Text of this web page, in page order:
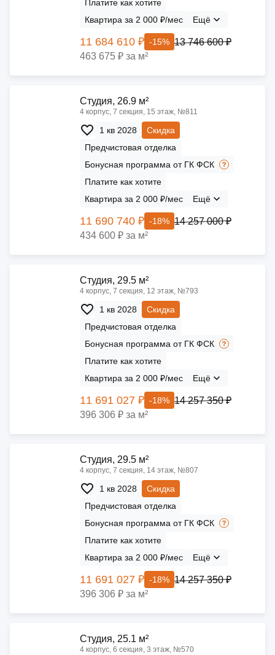
Платите как хотите
Квартира за 2 000 ₽/мес
Ещё
11 684 610 ₽ -15% 13 746 600 ₽
463 675 ₽ за м²
Cтудия, 26.9 м²
4 корпус, 7 секция, 15 этаж, №811
1 кв 2028
Скидка
Предчистовая отделка
Бонусная программа от ГК ФСК
Платите как хотите
Квартира за 2 000 ₽/мес
Ещё
11 690 740 ₽ -18% 14 257 000 ₽
434 600 ₽ за м²
Cтудия, 29.5 м²
4 корпус, 7 секция, 12 этаж, №793
1 кв 2028
Скидка
Предчистовая отделка
Бонусная программа от ГК ФСК
Платите как хотите
Квартира за 2 000 ₽/мес
Ещё
11 691 027 ₽ -18% 14 257 350 ₽
396 306 ₽ за м²
Cтудия, 29.5 м²
4 корпус, 7 секция, 14 этаж, №807
1 кв 2028
Скидка
Предчистовая отделка
Бонусная программа от ГК ФСК
Платите как хотите
Квартира за 2 000 ₽/мес
Ещё
11 691 027 ₽ -18% 14 257 350 ₽
396 306 ₽ за м²
Cтудия, 25.1 м²
4 корпус, 6 секция, 3 этаж, №570